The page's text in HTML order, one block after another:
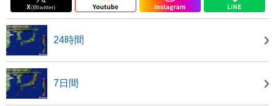
24時間
7日間